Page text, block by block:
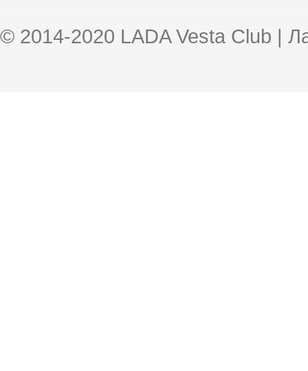
© 2014-2020 LADA Vesta Club |